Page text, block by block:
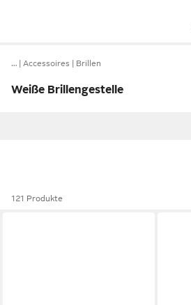
… Accessoires Brillen
Weiße Brillengestelle
121 Produkte